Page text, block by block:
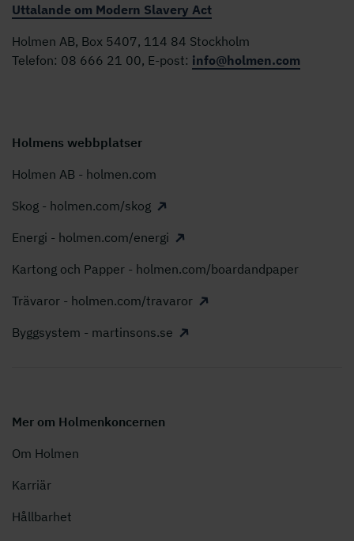
Uttalande om Modern Slavery Act
Holmen AB, Box 5407, 114 84 Stockholm
Telefon: 08 666 21 00, E-post: info@holmen.com
Holmens webbplatser
Holmen AB - holmen.com
Skog - holmen.com/skog
Energi - holmen.com/energi
Kartong och Papper - holmen.com/boardandpaper
Trävaror - holmen.com/travaror
Byggsystem - martinsons.se
Mer om Holmenkoncernen
Om Holmen
Karriär
Hållbarhet